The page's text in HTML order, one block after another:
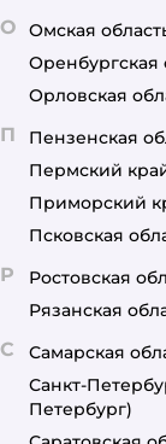
О Омская
Оренбургская
Орловская
П Пензенская
Пермский
Приморский
Псковская
Р Ростовская
Рязанская
С Самарская
Санкт-
Петербург)